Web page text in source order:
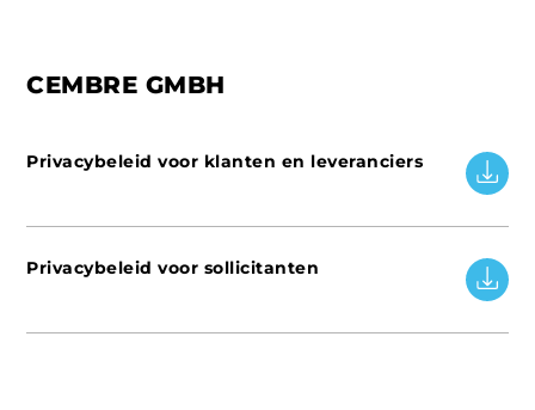
CEMBRE GMBH
Privacybeleid voor klanten en leveranciers
Privacybeleid voor sollicitanten